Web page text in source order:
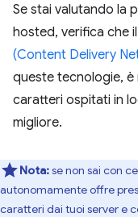
Se stai valutando la
hosted, verifica che
(Content Delivery
queste tecnologie,
caratteri ospitati in
migliore.
Nota:se non sai con
autonomamente offre
caratteri dai tuoi server e